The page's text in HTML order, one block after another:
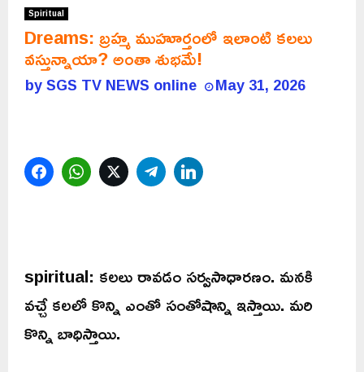
Spiritual
Dreams: బ్రహ్మ ముహూర్తంలో ఇలాంటి కలలు
వస్తున్నాయా? అంతా శుభమే!
bySGS TV NEWS online May 31, 2026
FacebookWhatsAppTwitterTelegram
spiritual: కలలు రావడం సర్వసాధారణం. మనకి
వచ్చే కలలో కొన్ని ఎంతో సంతోషాన్ని ఇస్తాయి. మరి
కొన్ని బాధిస్తాయి.